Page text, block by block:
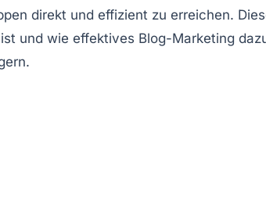
direkt und effizient zu erreichen.
und wie effektives Blog-Marketing